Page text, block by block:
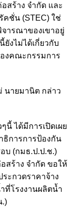
สร้าง จำกัด และ
คชั่น (STEC) ใช่
ารณาของเขาอยู่
งไม่ได้เกี่ยวกับ
งคณะกรรมการ
นายมานิต กล่าว
นี้ ได้มีการเปิดเผย
ธิการการป้องกัน
บ (กมธ.ป.ป.ช.)
สร้าง จำกัด ขอให้
ะกวดราคาจ้าง
ที่โรงงานผลิตน้ำ
.)